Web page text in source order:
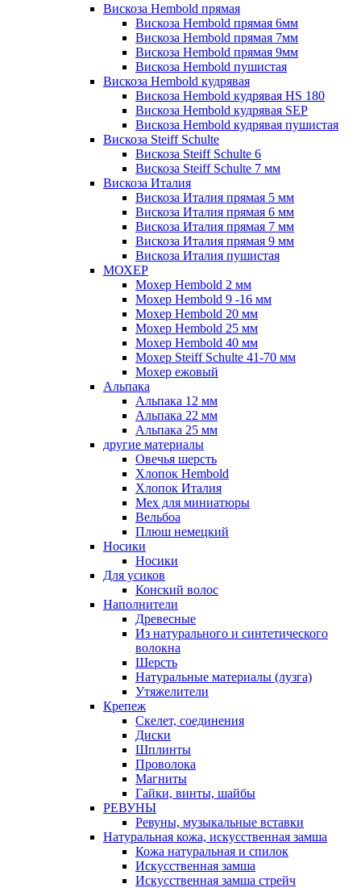
Вискоза Hembold прямая
Вискоза Hembold прямая 6мм
Вискоза Hembold прямая 7мм
Вискоза Hembold прямая 9мм
Вискоза Hembold пушистая
Вискоза Hembold кудрявая
Вискоза Hembold кудрявая HS 180
Вискоза Hembold кудрявая SEP
Вискоза Hembold кудрявая пушистая
Вискоза Steiff Schulte
Вискоза Steiff Schulte 6
Вискоза Steiff Schulte 7 мм
Вискоза Италия
Вискоза Италия прямая 5 мм
Вискоза Италия прямая 6 мм
Вискоза Италия прямая 7 мм
Вискоза Италия прямая 9 мм
Вискоза Италия пушистая
МОХЕР
Мохер Hembold 2 мм
Мохер Hembold 9 -16 мм
Мохер Hembold 20 мм
Мохер Hembold 25 мм
Мохер Hembold 40 мм
Мохер Steiff Schulte 41-70 мм
Мохер ежовый
Альпака
Альпака 12 мм
Альпака 22 мм
Альпака 25 мм
другие материалы
Овечья шерсть
Хлопок Hembold
Хлопок Италия
Мех для миниатюры
Вельбоа
Плюш немецкий
Носики
Носики
Для усиков
Конский волос
Наполнители
Древесные
Из натурального и синтетического
волокна
Шерсть
Натуральные материалы (лузга)
Утяжелители
Крепеж
Скелет, соединения
Диски
Шплинты
Проволока
Магниты
Гайки, винты, шайбы
РЕВУНЫ
Ревуны, музыкальные вставки
Натуральная кожа, искусственная замша
Кожа натуральная и спилок
Искусственная замша
Искусственная замша стрейч